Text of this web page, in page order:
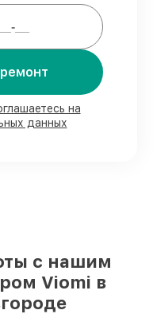
на складе
на
данных
с нашим
Viomi в